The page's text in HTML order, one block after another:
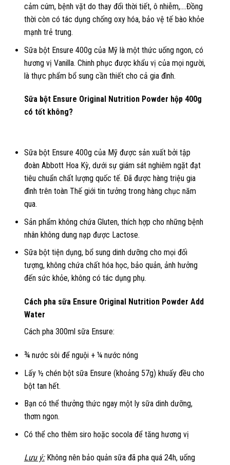
cảm cúm, bệnh vặt do thay đổi thời tiết, ô nhiễm,….Đồng
thời còn có tác dụng chống oxy hóa, bảo vệ tế bào khỏe
mạnh trẻ trung.
Sữa bột Ensure 400g của Mỹ là một thức uống ngon, có
hương vị Vanilla. Chinh phục được khẩu vị của mọi người,
là thực phẩm bổ sung cần thiết cho cả gia đình.
Sữa bột Ensure Original Nutrition Powder hộp 400g
có tốt không?
Sữa bột Ensure 400g của Mỹ được sản xuất bởi tập
đoàn Abbott Hoa Kỳ, dưới sự giám sát nghiêm ngặt đạt
tiêu chuẩn chất lượng quốc tế. Đã được hàng triệu gia
đình trên toàn Thế giới tin tưởng trong hàng chục năm
qua.
Sản phẩm không chứa Gluten, thích hợp cho những bệnh
nhân không dung nạp được Lactose.
Sữa bột tiện dụng, bổ sung dinh dưỡng cho mọi đối
tượng, không chứa chất hóa học, bảo quản, ảnh hưởng
đến sức khỏe, không có tác dụng phụ.
Cách pha sữa Ensure Original Nutrition Powder Add
Water
Cách pha 300ml sữa Ensure:
¾ nước sôi để nguội + ¼ nước nóng
Lấy ½ chén bột sữa Ensure (khoảng 57g) khuấy đều cho
bột tan hết.
Bạn có thể thưởng thức ngay một ly sữa dinh dưỡng,
thơm ngon.
Có thể cho thêm siro hoặc socola để tăng hương vị
Lưu ý:Không nên bảo quản sữa đã pha quá 24h, uống